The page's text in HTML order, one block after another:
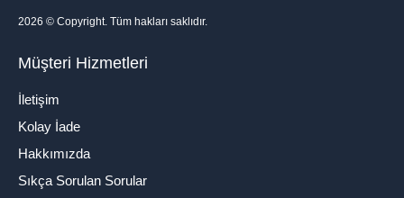
2026 © Copyright. Tüm hakları saklıdır.
Müşteri Hizmetleri
İletişim
Kolay İade
Hakkımızda
Sıkça Sorulan Sorular